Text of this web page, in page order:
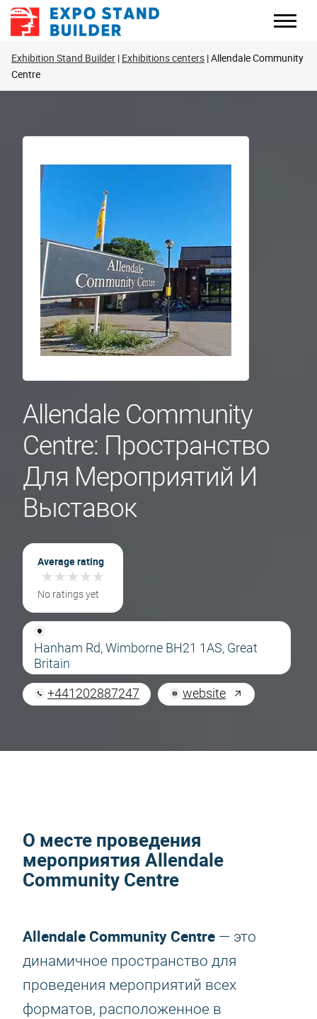
Перейти
Exhibition Stand Builder Exhibitions centers Allendale Community
Centre
Allendale Community
Centre: Пространство
Для Мероприятий И
Выставок
Average rating
★★★★★
★★★★★
No ratings yet
Hanham Rd, Wimborne BH21 1AS, Great
Britain
+441202887247
website
О месте проведения
мероприятия Allendale
Community Centre
Allendale Community Centre — это
динамичное пространство для
проведения мероприятий всех
форматов, расположенное в